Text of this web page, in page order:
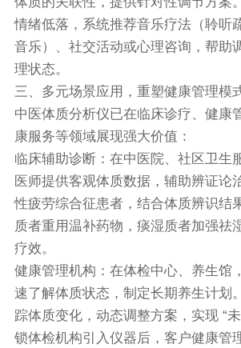
情绪低落，系统推荐音乐疗法（聆听
音乐）、社交活动或心理咨询，帮助
理状态。
三、多元场景应用，重塑健康管理模
中医体质分析仪已在临床诊疗、健康
康服务等领域展现强大价值：
临床辅助诊断：在中医院、社区卫生
医师提供客观体质数据，辅助辨证论
性疲劳综合征患者，结合体质辨识结
质者重用温补药物，痰湿质者加强祛
疗效。
健康管理机构：在体检中心、养生馆
速了解体质状态，制定长期养生计划
踪体质变化，动态调整方案，实现 “
锁体检机构引入仪器后，客户健康管